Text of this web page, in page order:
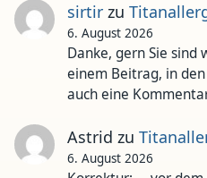
sirtirzu
6. August 2026
Danke, gern Sie
einem Beitrag, in
auch eine
Astrid zu
6. August 2026